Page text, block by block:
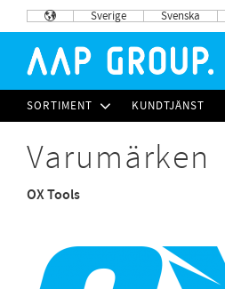
Sverige Svenska
SORTIMENT KUNDTJÄNST
Varumärken
OX Tools